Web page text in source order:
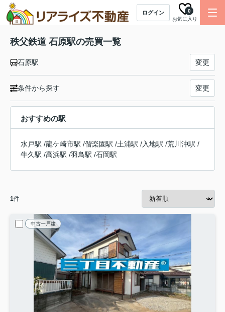
ログイン
お気に入り
0
秩父鉄道 石原駅の売買一覧
石原駅 変更
条件から探す 変更
おすすめの駅
水戸駅 /龍ケ崎市駅 /偕楽園駅 /土浦駅 /入地駅 /荒川沖駅 /
牛久駅 /高浜駅 /羽鳥駅 /石岡駅
1件
中古一戸建